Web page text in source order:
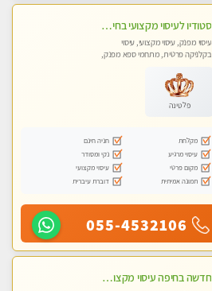
סטודיו לעיסוי מקצועי בחיפה, מרכז הכרמל, מפואר, נקי ויוקרתי. במקום מבחר מעסות מנוסות לכל סוגי העיסויים.
עיסוי מפנק, עיסוי מקצועי, עיסוי
בקלניקה פרטית, מתחמי ספא מפנק,
פלטינה
מקלחת
חניה חינם
עיסוי מרגיע
נקי ומסודר
מקום פרטי
עיסוי מקצועי
תמונה אמיתית
דוברת עיברית
055-4532106
חדשה בחיפה עיסוי מקצועי מזמינה אותך למסאז' באווירה נעימה ומרגיע לנפש+ אבנים חמות וכוסות רוח מומלץ מאוד !